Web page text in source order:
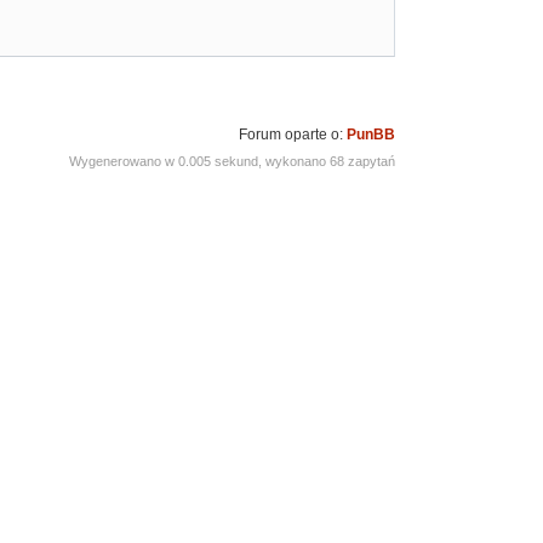
Forum oparte o: PunBB
Wygenerowano w 0.005 sekund, wykonano 68 zapytań